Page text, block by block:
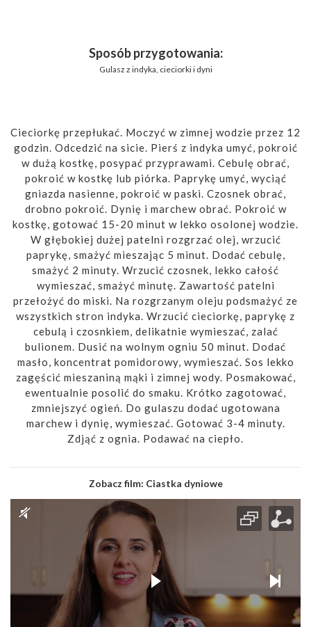
Sposób przygotowania:
Gulasz z indyka, cieciorki i dyni
Cieciorkę przepłukać. Moczyć w zimnej wodzie przez 12
godzin. Odcedzić na sicie. Pierś z indyka umyć, pokroić
w dużą kostkę, posypać przyprawami. Cebulę obrać,
pokroić w kostkę lub piórka. Paprykę umyć, wyciąć
gniazda nasienne, pokroić w paski. Czosnek obrać,
drobno pokroić. Dynię i marchew obrać. Pokroić w
kostkę, gotować 15-20 minut w lekko osolonej wodzie.
W głębokiej dużej patelni rozgrzać olej, wrzucić
paprykę, smażyć mieszając 5 minut. Dodać cebulę,
smażyć 2 minuty. Wrzucić czosnek, lekko całość
wymieszać, smażyć minutę. Zawartość patelni
przełożyć do miski. Na rozgrzanym oleju podsmażyć ze
wszystkich stron indyka. Wrzucić cieciorkę, paprykę z
cebulą i czosnkiem, delikatnie wymieszać, zalać
bulionem. Dusić na wolnym ogniu 50 minut. Dodać
masło, koncentrat pomidorowy, wymieszać. Sos lekko
zagęścić mieszaniną mąki i zimnej wody. Posmakować,
ewentualnie posolić do smaku. Krótko zagotować,
zmniejszyć ogień. Do gulaszu dodać ugotowana
marchew i dynię, wymieszać. Gotować 3-4 minuty.
Zdjąć z ognia. Podawać na ciepło.
Zobacz film: Ciastka dyniowe